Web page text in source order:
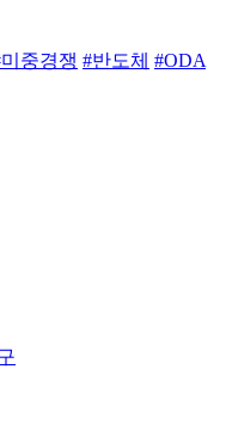
중경쟁 #반도체 #ODA